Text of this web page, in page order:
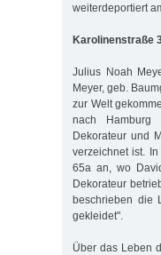
weiterdeportiert
Karolinenstraße
Julius Noah
Meyer, geb.
zur Welt
nach Hamburg
Dekorateur und
verzeichnet ist.
65a an, wo
Dekorateur
beschrieben die
gekleidet".
Über das Leben